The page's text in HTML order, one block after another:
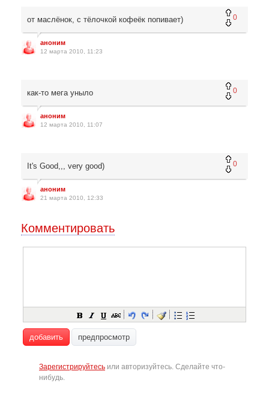
0
от маслёнок, с тёлочкой кофеёк попивает)
аноним
12 марта 2010, 11:23
0
как-то мега уныло
аноним
12 марта 2010, 11:07
0
It's Good,,, very good)
аноним
21 марта 2010, 12:33
Комментировать
добавить предпросмотр
Зарегистрируйтесь или авторизуйтесь. Сделайте что-
нибудь.